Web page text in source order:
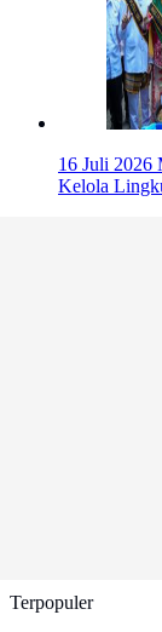
16 Juli 2026
Kelola
Terpopuler